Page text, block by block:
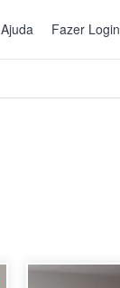
Ajuda Fazer Login